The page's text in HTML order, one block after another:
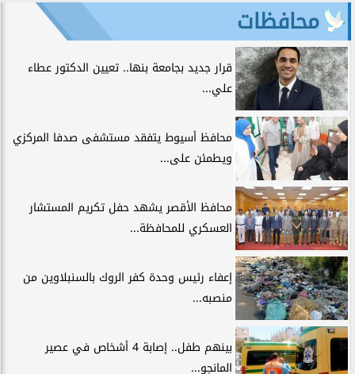
محافظات
قرار جديد بجامعة بنها.. تعيين الدكتور عطاء
علي...
محافظ أسيوط يتفقد مستشفى صدفا المركزي
ويطمئن على...
محافظ الأقصر يشهد حفل تكريم المستشار
العسكري للمحافظة...
إعفاء رئيس وحدة كفر الروك بالسنبلاوين من
منصبه...
بينهم طفل.. إصابة 4 أشخاص في عصير
المانجو...